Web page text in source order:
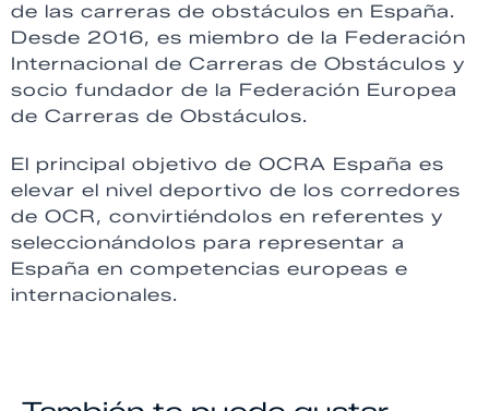
de las carreras de obstáculos en España.
Desde 2016, es miembro de la Federación
Internacional de Carreras de Obstáculos y
socio fundador de la Federación Europea
de Carreras de Obstáculos.
El principal objetivo de OCRA España es
elevar el nivel deportivo de los corredores
de OCR, convirtiéndolos en referentes y
seleccionándolos para representar a
España en competencias europeas e
internacionales.